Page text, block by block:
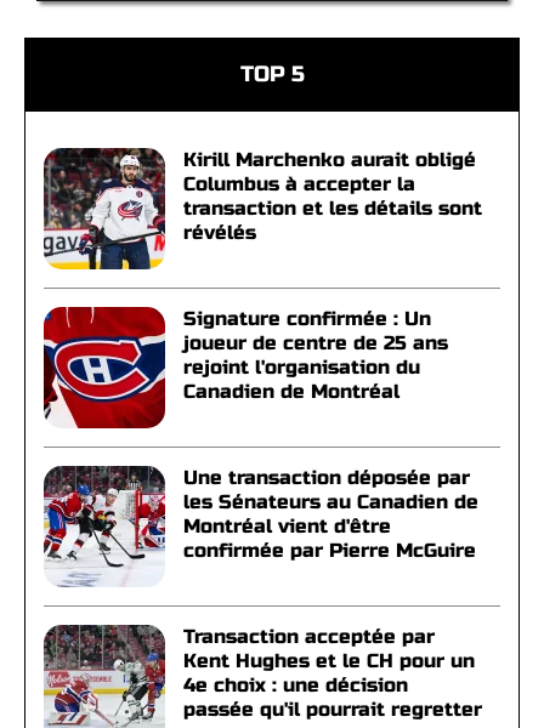
TOP 5
Kirill Marchenko aurait obligé
Columbus à accepter la
transaction et les détails sont
révélés
Signature confirmée : Un
joueur de centre de 25 ans
rejoint l'organisation du
Canadien de Montréal
Une transaction déposée par
les Sénateurs au Canadien de
Montréal vient d'être
confirmée par Pierre McGuire
Transaction acceptée par
Kent Hughes et le CH pour un
4e choix : une décision
passée qu'il pourrait regretter